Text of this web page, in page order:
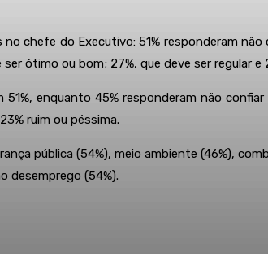
chefe do Executivo: 51% responderam
ótimo ou bom; 27%, que deve ser regular e
enquanto 45% responderam não
ruim ou péssima.
pública (54%), meio ambiente (46%),
desemprego (54%).